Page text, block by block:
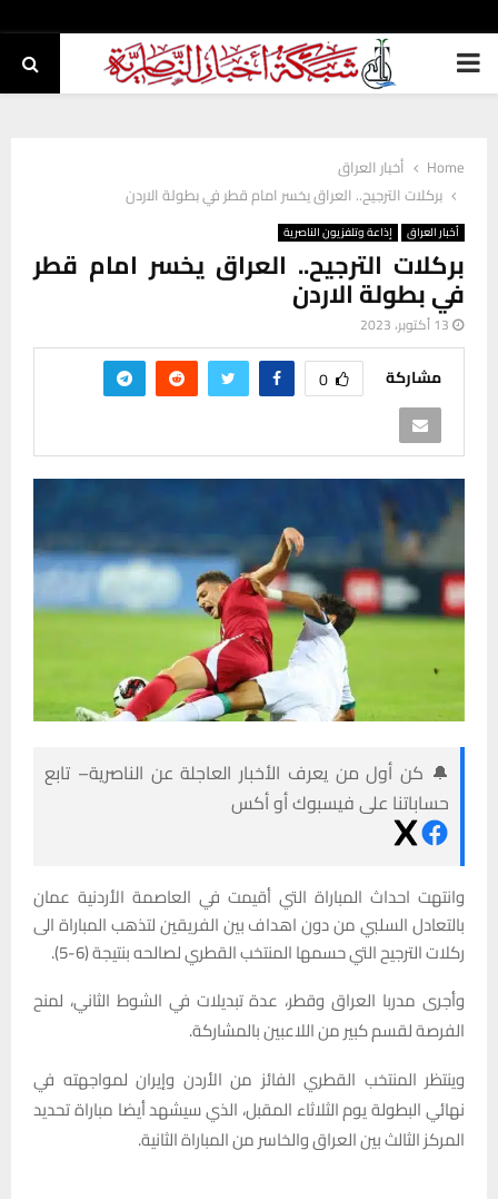
PRIMARY
Home
أخبار العراق
بركلات الترجيح.. العراق يخسر امام قطر في بطولة الاردن
أخبار العراق إذاعة وتلفزيون الناصرية
بركلات الترجيح.. العراق يخسر امام قطر
في بطولة الاردن
13 أكتوبر، 2023
مشاركة 0
🔔 كن أول من يعرف الأخبار العاجلة عن الناصرية– تابع
حساباتنا على فيسبوك أو أكس
وانتهت احداث المباراة التي أقيمت في العاصمة الأردنية عمان
بالتعادل السلبي من دون اهداف بين الفريقين لتذهب المباراة الى
ركلات الترجيح التي حسمها المنتخب القطري لصالحه بنتيجة (6-5).
وأجرى مدربا العراق وقطر، عدة تبديلات في الشوط الثاني، لمنح
الفرصة لقسم كبير من اللاعبين بالمشاركة.
وينتظر المنتخب القطري الفائز من الأردن وإيران لمواجهته في
نهائي البطولة يوم الثلاثاء المقبل، الذي سيشهد أيضا مباراة تحديد
المركز الثالث بين العراق والخاسر من المباراة الثانية.